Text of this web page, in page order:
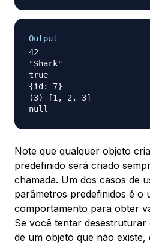
Output
42
"Shark"
true
{id: 7}
(3) [1, 2, 3]
Note que qualquer objeto
predefinido será criado
chamada. Um dos casos de
parâmetros predefinidos é o
comportamento para obter
Se você tentar
de um objeto que não